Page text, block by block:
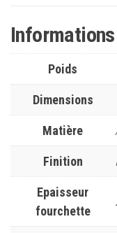
Poids
Dimensions
Matière
Finition
Epaisseur
fourchette